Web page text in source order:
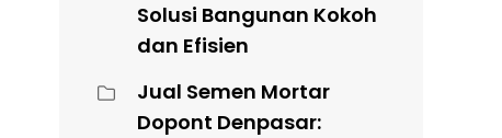
Solusi Bangunan Kokoh
dan Efisien
Jual Semen Mortar
Dopont Denpasar: